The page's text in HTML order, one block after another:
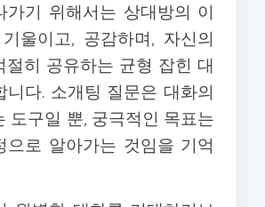
가기 위해서는 상대방의 이
울이고, 공감하며, 자신의
절히 공유하는 균형 잡힌 대
니다. 소개팅 질문은 대화의
도구일 뿐, 궁극적인 목표는
으로 알아가는 것임을 기억